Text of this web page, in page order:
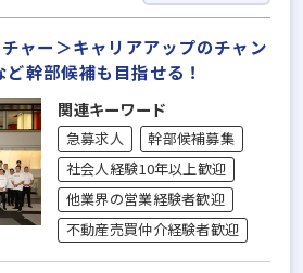
ャー＞キャリアアップのチャン
幹部候補も目指せる！
関連キーワード
急募求人
幹部候補募集
社会人経験10年以上歓迎
他業界の営業経験者歓迎
不動産売買仲介経験者歓迎